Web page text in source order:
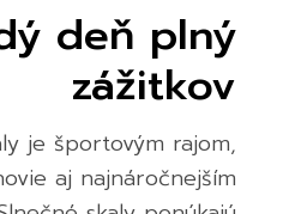
deň plný
zážitkov
je športovým rajom,
aj najnáročnejším